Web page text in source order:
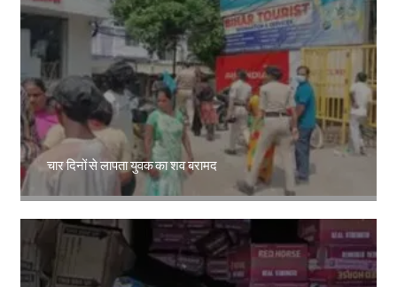
चार दिनों से लापता युवक का शव बरामद